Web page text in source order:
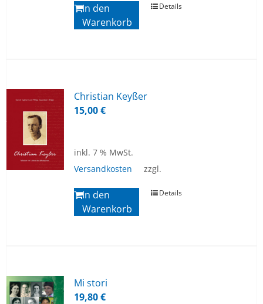
In den
Warenkorb
Details
Chris­ti­an Key­ßer
15,00€
inkl. 7 % MwSt.
zzgl.
Versandkosten
In den
Warenkorb
Details
Mi sto­ri
19,80€